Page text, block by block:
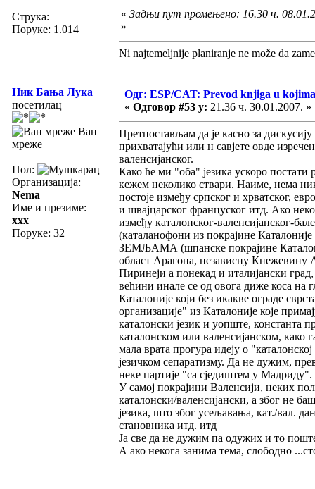
Струка:
Поруке: 1.014
« Задњи пут промењено: 16.30 ч.
»
Ni najtemeljnije planiranje ne može da
Ник Бања Лука
посетилац
Ван
мреже
Пол:
Организација:
Nema
Име и презиме:
xxx
Поруке: 32
Одг: ESP/CAT: Prevod knjiga u
« Одговор #53 у: 21.36 ч. 30.01.2007. »
Претпостављам да је касно за
прихватајући или н савјете овде
валенсијанског.
Како ће ми "оба" језика ускоро
кежем неколико ствари. Наиме, нема
постоје између српског и хрватског,
и швајцарског француског итд. Ако
између каталонског-валенсијанског-
(каталанофони из покрајине
ЗЕМЉАМА (шпанске покрајине
област Арагона, независну Кнежевину
Пиринеји а понекад и италијански
већини инале се од овога диже коса на
Каталоније који без икакве ограде
организације" из Каталоније које
каталонски језик и уопште, константа
каталонском или валенсијанском, како
мала врата прогура идеју о
језичком сепаратизму. Да не дужим,
неке партије "са сједиштем у Мадриду".
У самој покрајини Валенсији, неких
каталонски/валенсијански, а због не
језика, што због усељавања, кат./вал.
становника итд. итд
Ја све да не дужим па одужих и то
А ако некога занима тема, слободно